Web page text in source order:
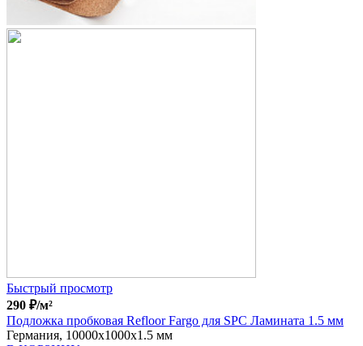
Быстрый просмотр
290 ₽/м²
Подложка пробковая Refloor Fargo для SPC Ламината 1.5 мм
Германия, 10000x1000x1.5 мм